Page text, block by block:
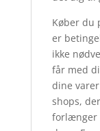
Køber du
er
ikke
får med
dine
shops,
forlænger